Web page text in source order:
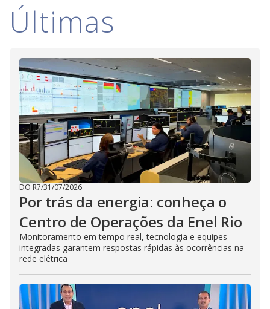
e
o
Últimas
DO R7/31/07/2026
Por trás da energia: conheça o
Centro de Operações da Enel Rio
Monitoramento em tempo real, tecnologia e equipes
integradas garantem respostas rápidas às ocorrências na
rede elétrica